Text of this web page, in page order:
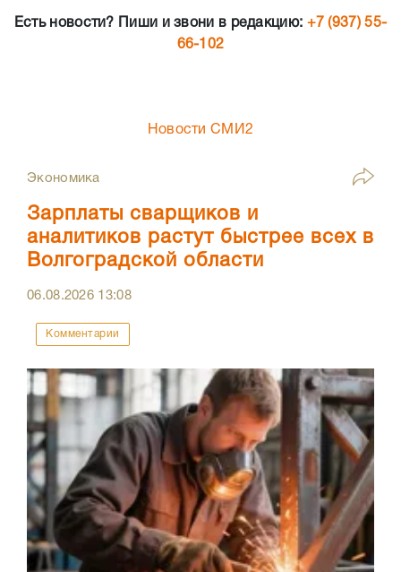
Есть новости? Пиши и звони в редакцию: +7 (937) 55-
66-102
Новости СМИ2
Экономика
Зарплаты сварщиков и
аналитиков растут быстрее всех в
Волгоградской области
06.08.2026 13:08
Комментарии